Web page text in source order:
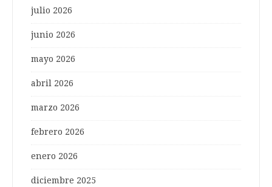
julio 2026
junio 2026
mayo 2026
abril 2026
marzo 2026
febrero 2026
enero 2026
diciembre 2025